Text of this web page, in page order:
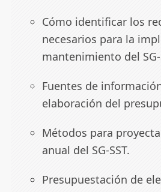
Cómo identificar los
necesarios para la
mantenimiento del SG-
Fuentes de
elaboración del
Métodos para
anual del SG-SST.
Presupuestación de